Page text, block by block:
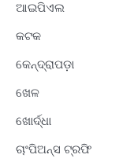
ଆଇପିଏଲ
କଟକ
କେନ୍ଦ୍ରାପଡ଼ା
ଖେଳ
ଖୋର୍ଦ୍ଧା
ଚାଂପିଅନ୍ସ ଟ୍ରଫି